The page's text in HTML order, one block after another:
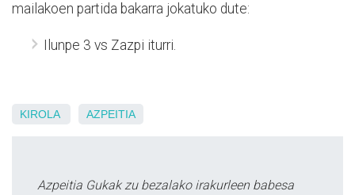
mailakoen partida bakarra jokatuko dute:
Ilunpe 3 vs Zazpi iturri.
KIROLA AZPEITIA
Azpeitia Gukak zu bezalako irakurleen babesa